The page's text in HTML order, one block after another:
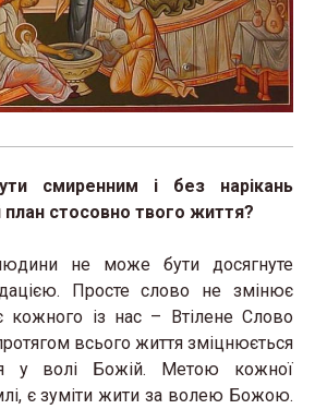
смиренним і без нарікань
стосовно твого життя?
не може бути досягнуте
Просте слово не змінює
із нас – Втілене Слово
всього життя зміцнюється
у волі Божій. Метою кожної
є зуміти жити за волею Божою.